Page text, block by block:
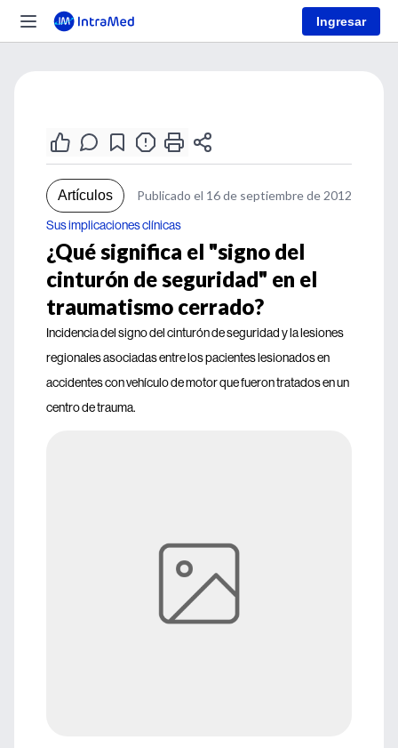
Ingresar
Artículos Publicado el 16 de septiembre de 2012
Sus implicaciones clínicas
¿Qué significa el "signo del
cinturón de seguridad" en el
traumatismo cerrado?
Incidencia del signo del cinturón de seguridad y la lesiones
regionales asociadas entre los pacientes lesionados en
accidentes con vehículo de motor que fueron tratados en un
centro de trauma.